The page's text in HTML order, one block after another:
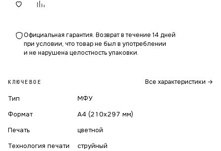
Официальная гарантия. Возврат в течение 14 дней
при условии, что товар не был в употреблении
и не нарушена целостность упаковки.
КЛЮЧЕВОЕ Все характеристики →
Тип
МФУ
Формат
A4 (210x297 мм)
Печать
цветной
Технология печати
струйный